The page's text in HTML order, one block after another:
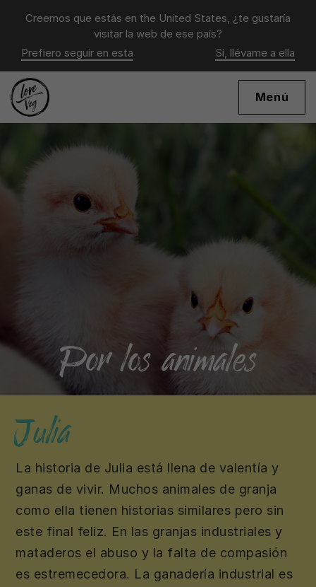
Creemos que estás en the United States, ¿te gustaría
visitar la web de ese país?
Prefiero seguir en esta
Sí, llévame a ella
Menú
Por
los
animales
Por los animales
Julia
La historia de Julia está llena de valentía y
ganas de vivir. Muchos animales de granja
como ella tienen historias similares pero sin
este final feliz. En las granjas industriales y
mataderos el abuso y la falta de compasión
es estremecedora. La ganadería industrial es